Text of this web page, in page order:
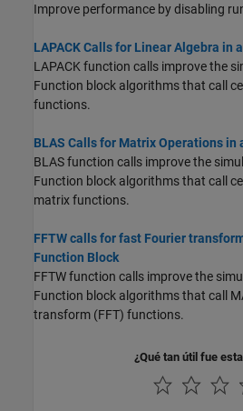
Improve performance by disabling
LAPACK Calls for Linear Algebra in
LAPACK function calls improve the
Function block algorithms that call
functions.
BLAS Calls for Matrix Operations in
BLAS function calls improve the
Function block algorithms that call
matrix functions.
FFTW calls for fast Fourier
Function Block
FFTW function calls improve the
Function block algorithms that call
transform (FFT) functions.
¿Qué tan útil fue